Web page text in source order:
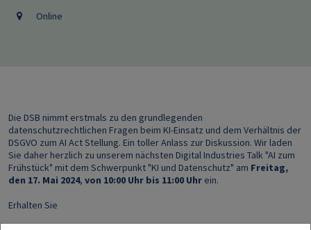
Online
Die DSB nimmt erstmals zu den grundlegenden
datenschutzrechtlichen Fragen beim KI-Einsatz und dem Verhältnis der
DSGVO zum AI Act Stellung. Ein toller Anlass zur Diskussion. Wir laden
Sie daher herzlich zu unserem nächsten Digital Industries Talk "AI zum
Frühstück" mit dem Schwerpunkt "KI und Datenschutz" am Freitag,
den 17. Mai 2024, von 10:00 Uhr bis 11:00 Uhr ein.
Erhalten Sie